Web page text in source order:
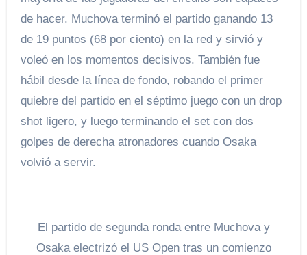
de hacer. Muchova terminó el partido ganando 13
de 19 puntos (68 por ciento) en la red y sirvió y
voleó en los momentos decisivos. También fue
hábil desde la línea de fondo, robando el primer
quiebre del partido en el séptimo juego con un drop
shot ligero, y luego terminando el set con dos
golpes de derecha atronadores cuando Osaka
volvió a servir.
El partido de segunda ronda entre Muchova y
Osaka electrizó el US Open tras un comienzo